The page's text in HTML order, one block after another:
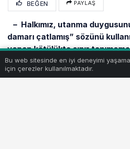
BEĞEN PAYLAŞ
– Halkımız, utanma
damarı çatlamış” sözünü
yapan kötülükte sınır
– Utanma duygusunu yitirmiş
Bu web sitesinde en iyi deneyimi
için çerezler kullanılmaktadır.